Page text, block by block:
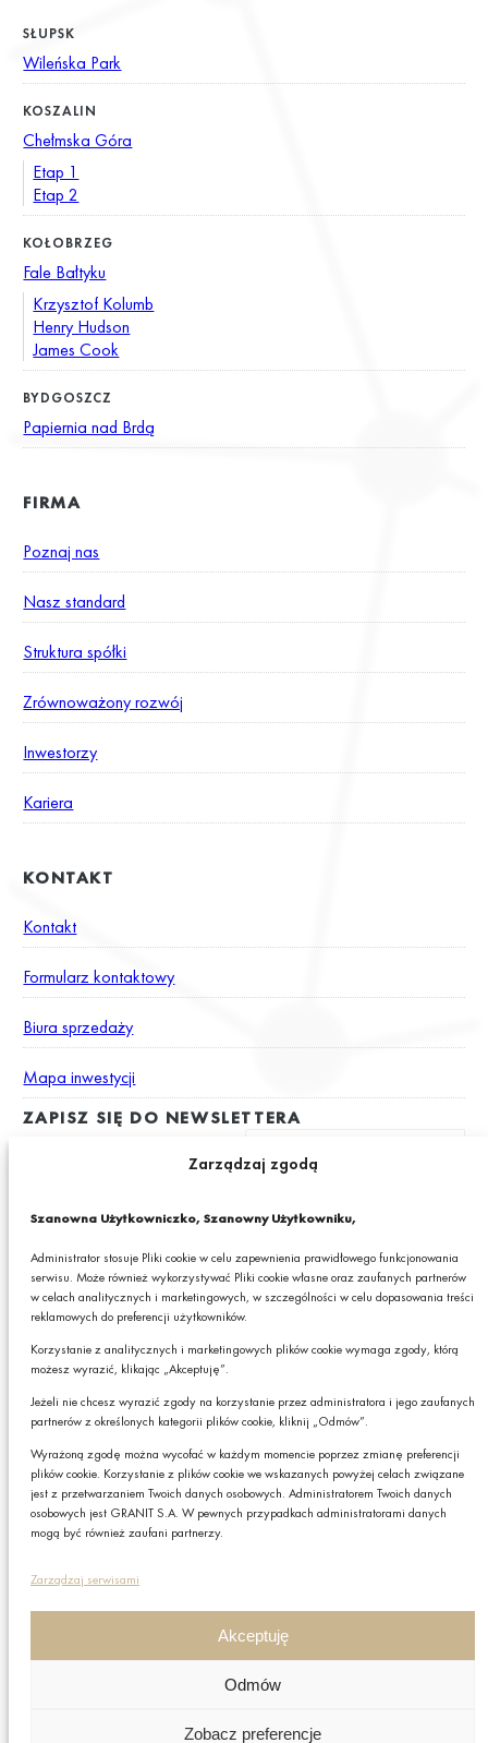
Zarządzaj zgodą
Szanowna Użytkowniczko, Szanowny Użytkowniku,
Administrator stosuje Pliki cookie w celu zapewnienia prawidłowego funkcjonowania
serwisu. Może również wykorzystywać Pliki cookie własne oraz zaufanych partnerów
w celach analitycznych i marketingowych, w szczególności w celu dopasowania treści
reklamowych do preferencji użytkowników.
Korzystanie z analitycznych i marketingowych plików cookie wymaga zgody, którą
możesz wyrazić, klikając „Akceptuję”.
Jeżeli nie chcesz wyrazić zgody na korzystanie przez administratora i jego zaufanych
partnerów z określonych kategorii plików cookie, kliknij „Odmów”.
Wyrażoną zgodę można wycofać w każdym momencie poprzez zmianę preferencji
plików cookie. Korzystanie z plików cookie we wskazanych powyżej celach związane
jest z przetwarzaniem Twoich danych osobowych. Administratorem Twoich danych
osobowych jest GRANIT S.A. W pewnych przypadkach administratorami danych
mogą być również zaufani partnerzy.
Zarządzaj serwisami
Akceptuję
Odmów
Zobacz preferencje
SŁUPSK
Wileńska Park
KOSZALIN
Chełmska Góra
Etap 1
Etap 2
KOŁOBRZEG
Fale Bałtyku
Krzysztof Kolumb
Henry Hudson
James Cook
BYDGOSZCZ
Papiernia nad Brdą
FIRMA
Poznaj nas
Nasz standard
Struktura spółki
Zrównoważony rozwój
Inwestorzy
Kariera
KONTAKT
Kontakt
Formularz kontaktowy
Biura sprzedaży
Mapa inwestycji
ZAPISZ SIĘ DO NEWSLETTERA
adres e-mail newslettera z informacjami o ciekawych promocjach,
* Pola obowiązkowe
Podając swój adres e-mail wyrażasz zgodę na otrzymywanie drogą elektroniczną,
produktach lub usługach GRANIT S.A. oraz zgodę na przetwarzanie przez GRANIT
S.A. Twoich danych osobowych w postaci tego adresu e-mail. Szczegółowe zasady
W każdej chwili możesz zrezygnować z subskrybcji.
Zapisz
Polityka prywatności
Polityka plików cookies
Nota prawna
Copyright © GRANIT S.A. Wszystkie prawa zastrzeżone.
Czy chcesz,
żebyśmy do Ciebie
oddzwonili?